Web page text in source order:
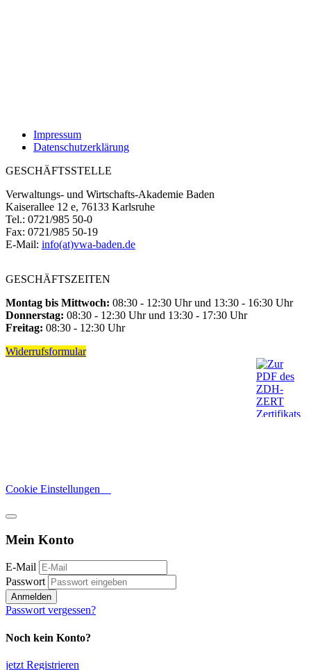
Impressum
Datenschutzerklärung
GESCHÄFTSSTELLE
Verwaltungs- und Wirtschafts-Akademie Baden
Kaiserallee 12 e, 76133 Karlsruhe
Tel.: 0721/985 50-0
Fax: 0721/985 50-19
E-Mail: info(at)vwa-baden.de
GESCHÄFTSZEITEN
Montag bis Mittwoch: 08:30 - 12:30 Uhr und 13:30 - 16:30 Uhr
Donnerstag: 08:30 - 12:30 Uhr und 13:30 - 17:30 Uhr
Freitag: 08:30 - 12:30 Uhr
Widerrufsformular
Cookie Einstellungen
Mein Konto
E-Mail
Passwort
Anmelden
Passwort vergessen?
Noch kein Konto?
jetzt Registrieren